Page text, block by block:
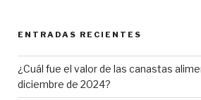
ENTRADAS RECIENTES
¿Cuál fue el valor de las canastas
diciembre de 2024?